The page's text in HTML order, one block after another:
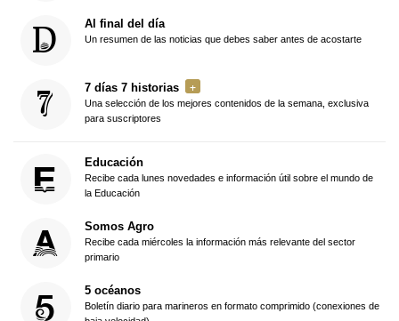
Al final del día
Un resumen de las noticias que debes saber antes de acostarte
7 días 7 historias
Una selección de los mejores contenidos de la semana, exclusiva
para suscriptores
Educación
Recibe cada lunes novedades e información útil sobre el mundo de
la Educación
Somos Agro
Recibe cada miércoles la información más relevante del sector
primario
5 océanos
Boletín diario para marineros en formato comprimido (conexiones de